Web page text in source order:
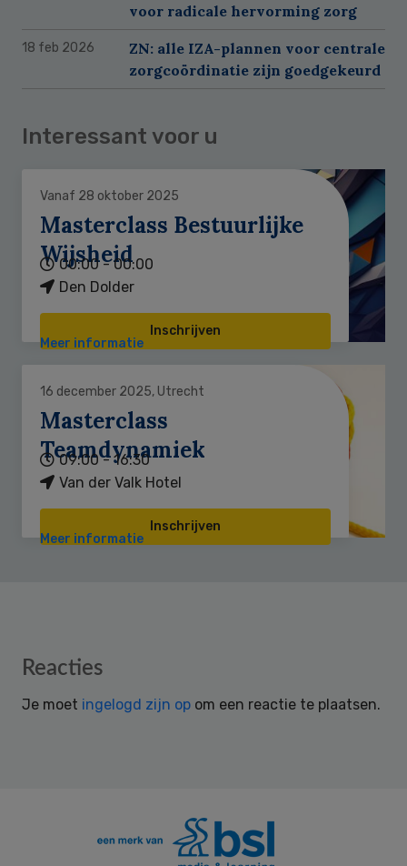
voor radicale hervorming zorg
18 feb 2026
ZN: alle IZA-plannen voor centrale
zorgcoördinatie zijn goedgekeurd
Interessant voor u
Vanaf 28 oktober 2025
Masterclass Bestuurlijke
Wijsheid
00:00 - 00:00
Den Dolder
Inschrijven
Meer informatie
16 december 2025, Utrecht
Masterclass
Teamdynamiek
09:00 - 16:30
Van der Valk Hotel
Inschrijven
Meer informatie
Reader
Reacties
Je moet ingelogd zijn op om een reactie te plaatsen.